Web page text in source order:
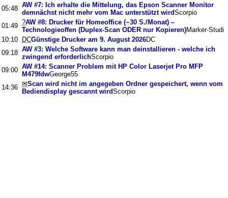
05:48 AW #7: Ich erhalte die Mittelung, das Epson Scanner Monitor
demnächst nicht mehr vom Mac unterstützt wirdScorpio
01:49 ?AW #8: Drucker für Homeoffice (~30 S./Monat) –
Technologieoffen (Duplex-Scan ODER nur Kopieren)Marker-Studi
10:10
DCGünstige Drucker am 9. August 2026DC
09:18 AW #3: Welche Software kann man deinstallieren - welche ich
zwingend erforderlichScorpio
09:00 AW #14: Scanner Problem mit HP Color Laserjet Pro MFP
M479fdwGeorge55
14:36 ✉Scan wird nicht im angegeben Ordner gespeichert, wenn vom
Bediendisplay gescannt wirdScorpio